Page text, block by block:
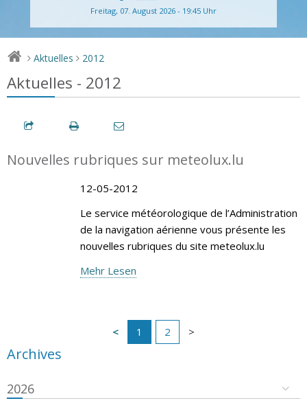
Freitag, 07. August 2026 - 19:45 Uhr
> Aktuelles > 2012
Aktuelles - 2012
Nouvelles rubriques sur meteolux.lu
12-05-2012
Le service météorologique de l’Administration
de la navigation aérienne vous présente les
nouvelles rubriques du site meteolux.lu
Mehr Lesen
1 2
Archives
2026